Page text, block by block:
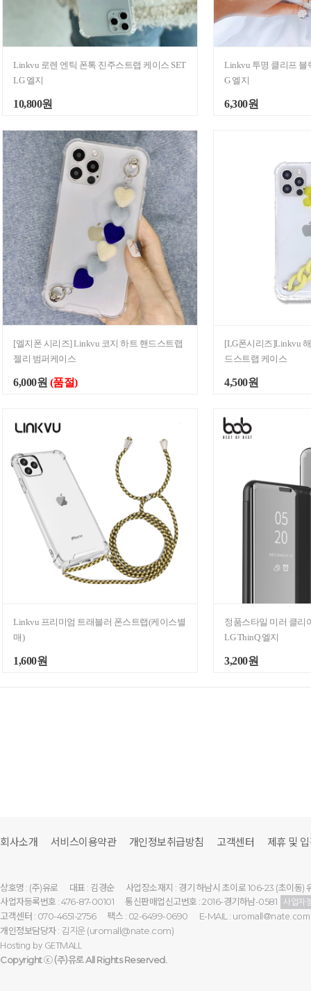
Linkvu 로렌 엔틱 폰톡 진주스트랩 케이스 SET
LG 엘지
10,800원
Linkvu 투명 클리프 블
G 엘지
6,300원
[엘지폰 시리즈] Linkvu 코지 하트 핸드스트랩
젤리 범퍼케이스
6,000원 (품절)
[LG폰시리즈]Linkvu
드스트랩 케이스
4,500원
Linkvu 프리미엄 트래블러 폰스트랩(케이스별
매)
1,600원
정품스타일 미러 클리
LG ThinQ 엘지
3,200원
회사소개 서비스이용약관 개인정보취급방침 고객센터 제휴 및
상호명 : (주)유로 대표 : 김경순
사업장소재지 : 경기 하남시 초이로 106-23 (초이동)
사업자등록번호 : 476-87-00101
통신판매업신고번호 : 2016-경기하남-0581 사업자
고객센터 : 070-4651-2756 팩스 : 02-6499-0690 E-MAIL : uromall@nate.com
개인정보담당자 : 김지운(uromall@nate.com)
Hosting by GETMALL
Copyright ⓒ(주)유로All Rights Reserved.